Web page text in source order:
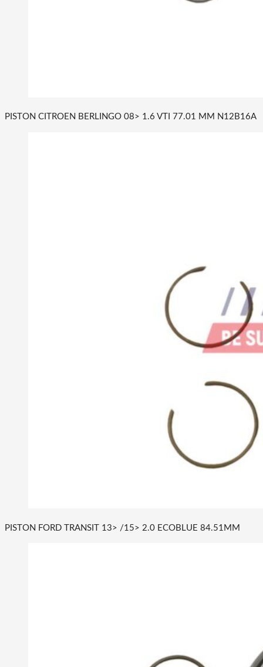
PISTON CITROEN BERLINGO 08> 1.6 VTI 77.01 MM N12B16A
PISTON FORD TRANSIT 13> /15> 2.0 ECOBLUE 84.51MM